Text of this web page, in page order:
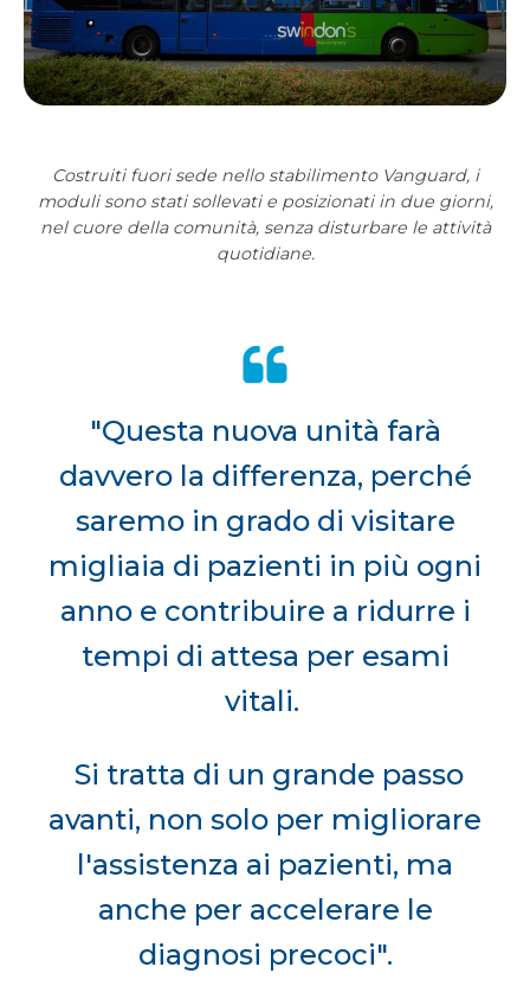
Costruiti fuori sede nello stabilimento Vanguard, i
moduli sono stati sollevati e posizionati in due giorni,
nel cuore della comunità, senza disturbare le attività
quotidiane.
"Questa nuova unità farà
davvero la differenza, perché
saremo in grado di visitare
migliaia di pazienti in più ogni
anno e contribuire a ridurre i
tempi di attesa per esami
vitali.
Si tratta di un grande passo
avanti, non solo per migliorare
l'assistenza ai pazienti, ma
anche per accelerare le
diagnosi precoci".